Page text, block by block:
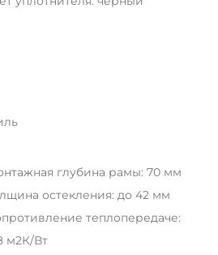
глубина рамы: 70 мм
остекления: до 42 мм
теплопередаче:
м2К/Вт